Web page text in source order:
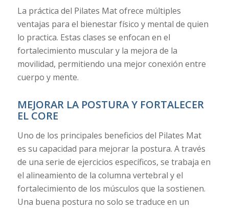
La práctica del Pilates Mat ofrece múltiples
ventajas para el bienestar físico y mental de quien
lo practica. Estas clases se enfocan en el
fortalecimiento muscular y la mejora de la
movilidad, permitiendo una mejor conexión entre
cuerpo y mente.
MEJORAR LA POSTURA Y FORTALECER
EL CORE
Uno de los principales beneficios del Pilates Mat
es su capacidad para mejorar la postura. A través
de una serie de ejercicios específicos, se trabaja en
el alineamiento de la columna vertebral y el
fortalecimiento de los músculos que la sostienen.
Una buena postura no solo se traduce en un